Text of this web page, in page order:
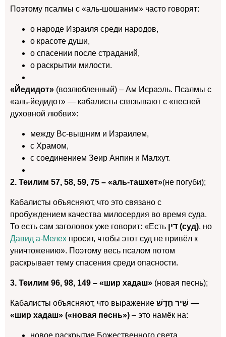
Поэтому псалмы с «аль-шошаним» часто говорят:
о народе Израиля среди народов,
о красоте души,
о спасении после страданий,
о раскрытии милости.
«Йедидот» (возлюбленный) – Ам Исраэль. Псалмы с
«аль-йедидот» — кабалисты связывают с «песней
духовной любви»:
между Вс-вышним и Израилем,
с Храмом,
с соединением Зеир Анпин и Малхут.
2. Теилим 57, 58, 59, 75 – «аль-ташхет»(не погуби);
Кабалисты объясняют, что это связано с
пробуждением качества милосердия во время суда.
То есть сам заголовок уже говорит: «Есть
דין (суд), но
Давид а-Мелех просит, чтобы этот суд не привёл к
уничтожению». Поэтому весь псалом потом
раскрывает тему спасения среди опасности.
3. Теилим 96, 98, 149 – «шир хадаш» (новая песнь);
Кабалисты объясняют, что выражение שִׁיר חָדָשׁ —
«шир хадаш» («новая песнь») – это намёк на: